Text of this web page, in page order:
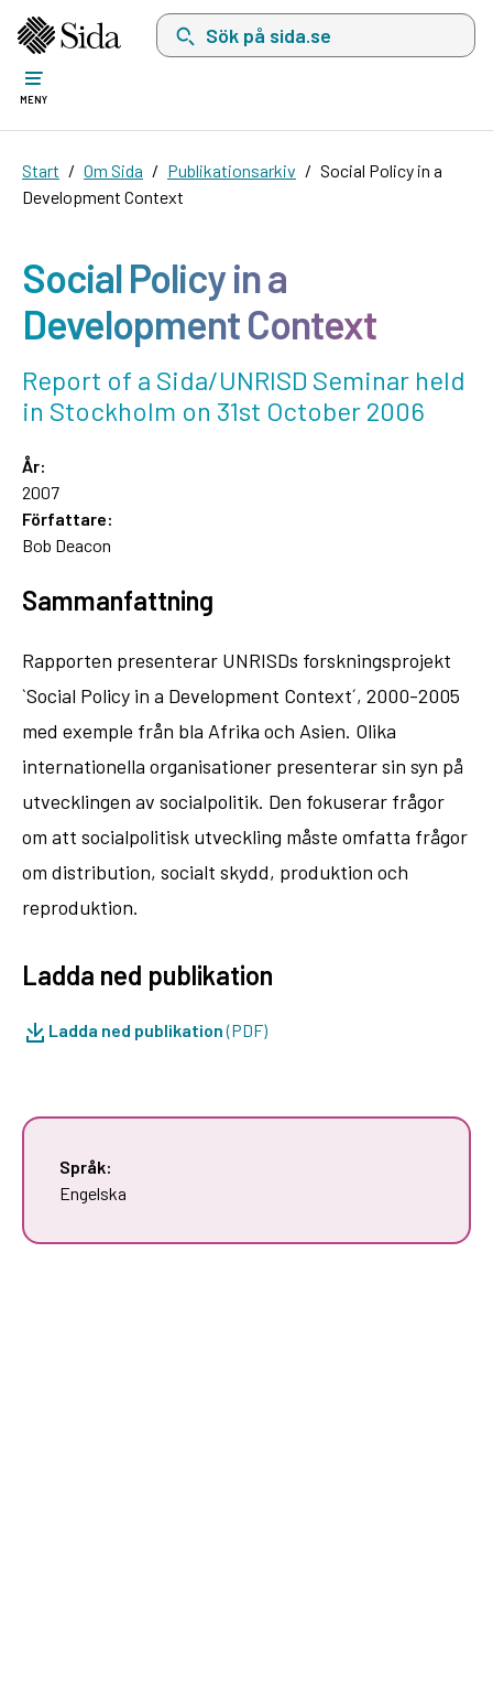
Sök på sida.se, sökförslag kommer att visas
MENY
Start Om Sida Publikationsarkiv
Social Policy in a
Development Context
Social Policy in a
Development Context
Report of a Sida/UNRISD Seminar held
in Stockholm on 31st October 2006
År:
2007
Författare:
Bob Deacon
Sammanfattning
Rapporten presenterar UNRISDs forskningsprojekt
`Social Policy in a Development Context´, 2000-2005
med exemple från bla Afrika och Asien. Olika
internationella organisationer presenterar sin syn på
utvecklingen av socialpolitik. Den fokuserar frågor
om att socialpolitisk utveckling måste omfatta frågor
om distribution, socialt skydd, produktion och
reproduktion.
Ladda ned publikation
Ladda ned publikation(PDF)
Språk:
Engelska